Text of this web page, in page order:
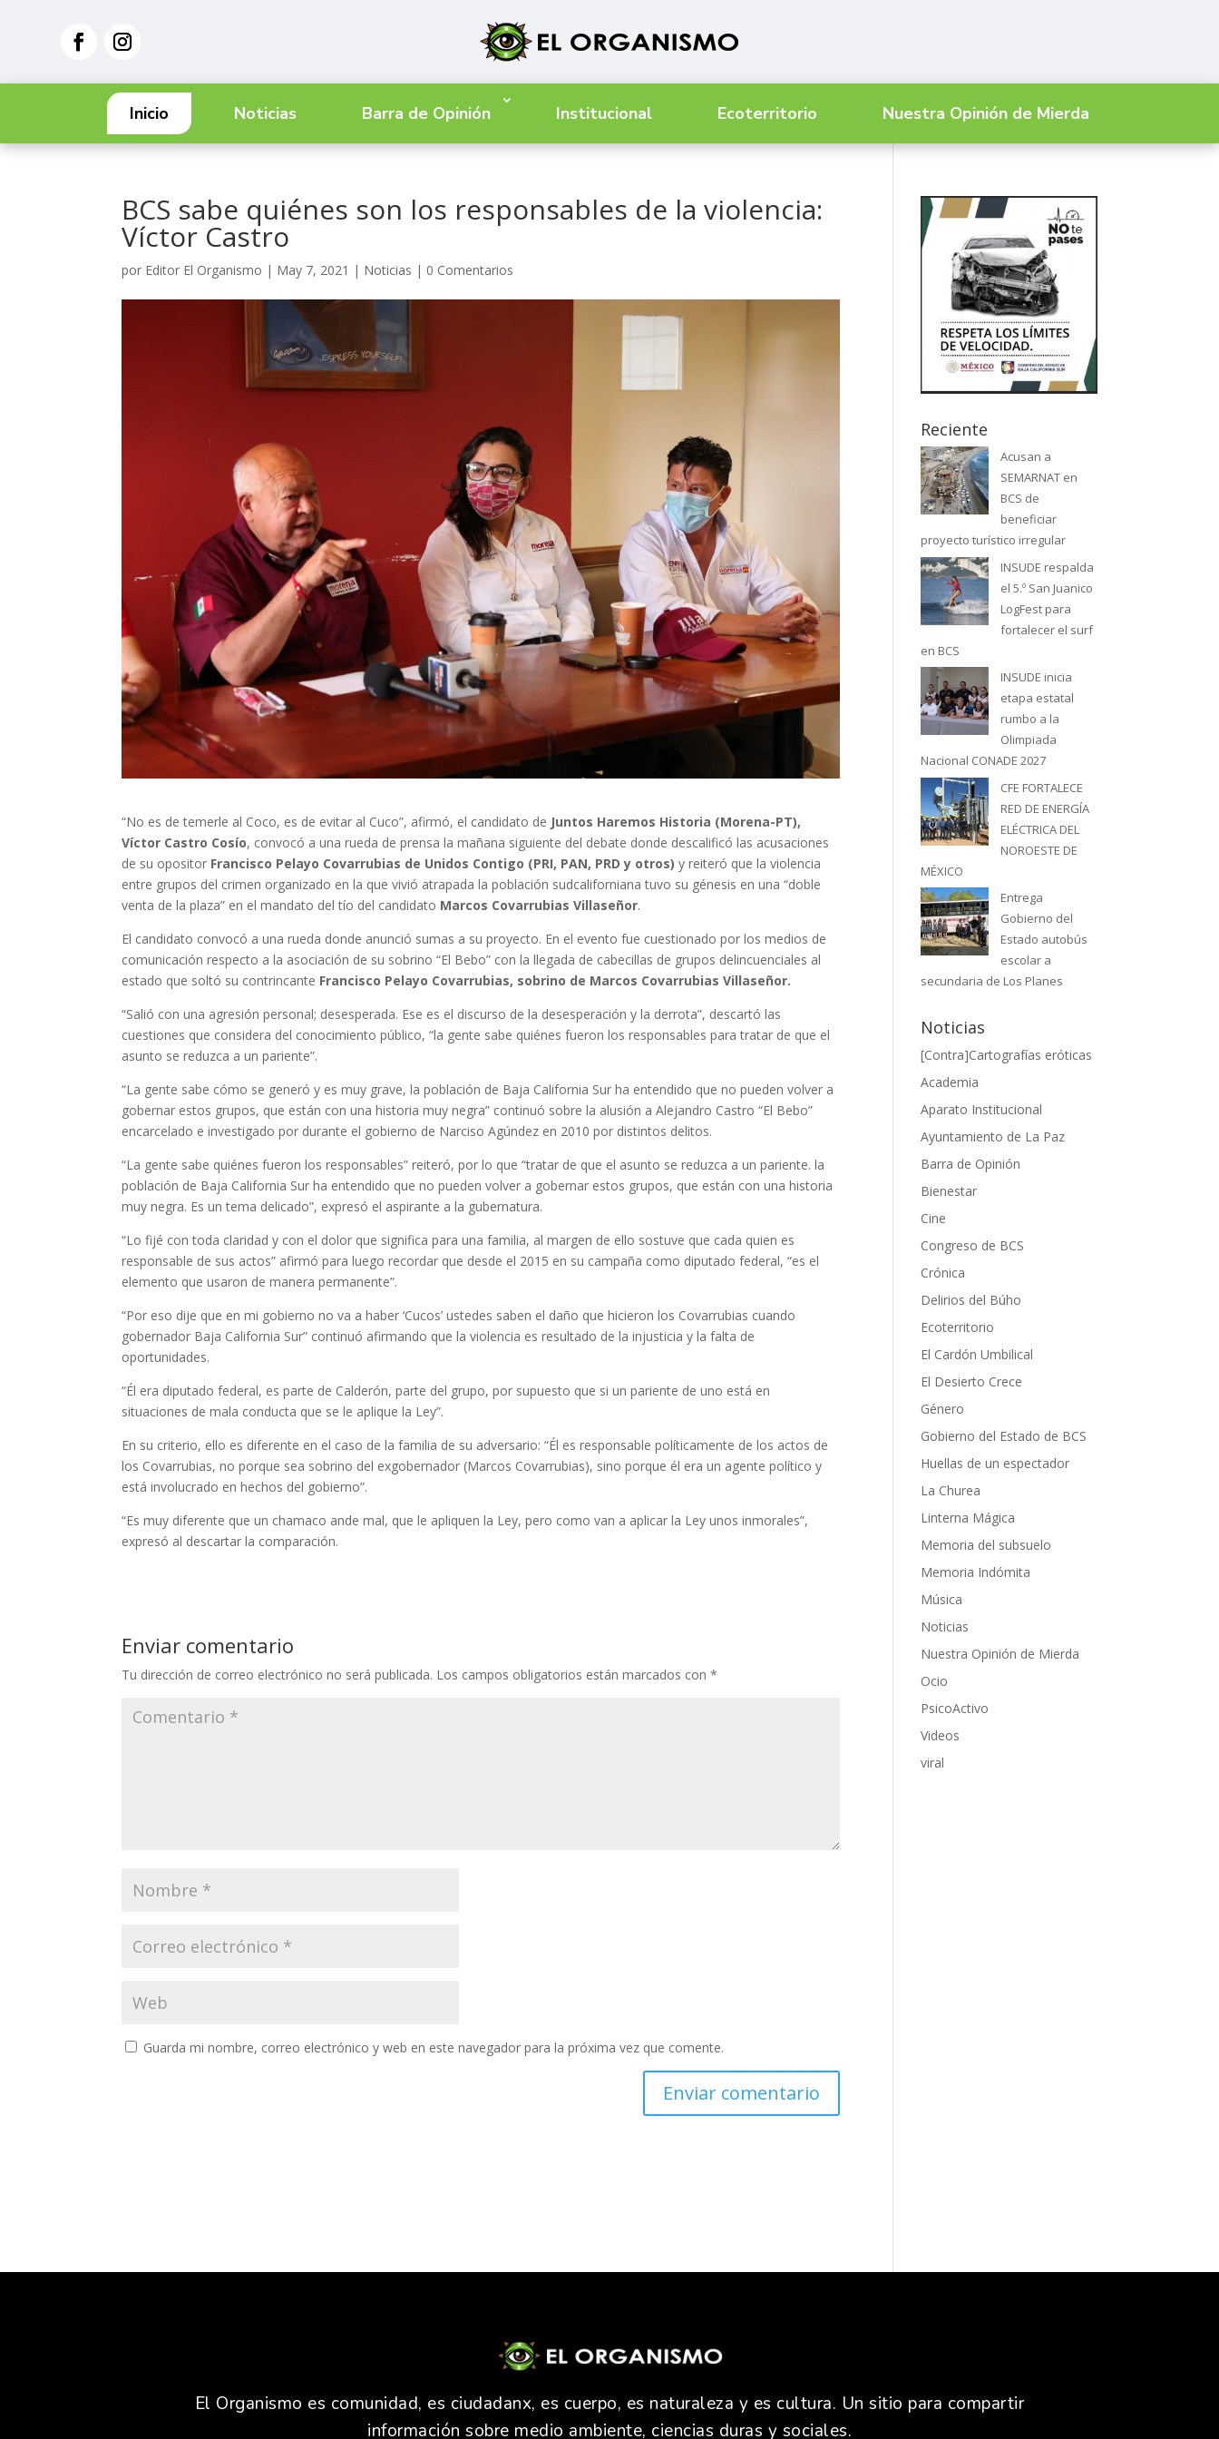
Inicio Noticias Barra de Opinión Institucional Ecoterritorio Nuestra Opinión de Mierda
BCS sabe quiénes son los responsables de la violencia:
Víctor Castro
por Editor El Organismo | May 7, 2021 | Noticias | 0 Comentarios
“No es de temerle al Coco, es de evitar al Cuco”, afirmó, el candidato de Juntos Haremos Historia (Morena-PT),
Víctor Castro Cosío, convocó a una rueda de prensa la mañana siguiente del debate donde descalificó las acusaciones
de su opositor Francisco Pelayo Covarrubias de Unidos Contigo (PRI, PAN, PRD y otros) y reiteró que la violencia
entre grupos del crimen organizado en la que vivió atrapada la población sudcaliforniana tuvo su génesis en una “doble
venta de la plaza” en el mandato del tío del candidato Marcos Covarrubias Villaseñor.
El candidato convocó a una rueda donde anunció sumas a su proyecto. En el evento fue cuestionado por los medios de
comunicación respecto a la asociación de su sobrino “El Bebo” con la llegada de cabecillas de grupos delincuenciales al
estado que soltó su contrincante Francisco Pelayo Covarrubias, sobrino de Marcos Covarrubias Villaseñor.
“Salió con una agresión personal; desesperada. Ese es el discurso de la desesperación y la derrota”, descartó las
cuestiones que considera del conocimiento público, “la gente sabe quiénes fueron los responsables para tratar de que el
asunto se reduzca a un pariente”.
“La gente sabe cómo se generó y es muy grave, la población de Baja California Sur ha entendido que no pueden volver a
gobernar estos grupos, que están con una historia muy negra” continuó sobre la alusión a Alejandro Castro “El Bebo”
encarcelado e investigado por durante el gobierno de Narciso Agúndez en 2010 por distintos delitos.
“La gente sabe quiénes fueron los responsables” reiteró, por lo que “tratar de que el asunto se reduzca a un pariente. la
población de Baja California Sur ha entendido que no pueden volver a gobernar estos grupos, que están con una historia
muy negra. Es un tema delicado”, expresó el aspirante a la gubernatura.
“Lo fijé con toda claridad y con el dolor que significa para una familia, al margen de ello sostuve que cada quien es
responsable de sus actos” afirmó para luego recordar que desde el 2015 en su campaña como diputado federal, “es el
elemento que usaron de manera permanente”.
“Por eso dije que en mi gobierno no va a haber ‘Cucos’ ustedes saben el daño que hicieron los Covarrubias cuando
gobernador Baja California Sur” continuó afirmando que la violencia es resultado de la injusticia y la falta de
oportunidades.
“Él era diputado federal, es parte de Calderón, parte del grupo, por supuesto que si un pariente de uno está en
situaciones de mala conducta que se le aplique la Ley”.
En su criterio, ello es diferente en el caso de la familia de su adversario: “Él es responsable políticamente de los actos de
los Covarrubias, no porque sea sobrino del exgobernador (Marcos Covarrubias), sino porque él era un agente político y
está involucrado en hechos del gobierno”.
“Es muy diferente que un chamaco ande mal, que le apliquen la Ley, pero como van a aplicar la Ley unos inmorales”,
expresó al descartar la comparación.
Enviar comentario
Tu dirección de correo electrónico no será publicada. Los campos obligatorios están marcados con*
Guarda mi nombre, correo electrónico y web en este navegador para la próxima vez que comente.
Reciente
Acusan a
SEMARNAT en
BCS de
beneficiar
proyecto turístico irregular
INSUDE respalda
el 5.º San Juanico
LogFest para
fortalecer el surf
en BCS
INSUDE inicia
etapa estatal
rumbo a la
Olimpiada
Nacional CONADE 2027
CFE FORTALECE
RED DE ENERGÍA
ELÉCTRICA DEL
NOROESTE DE
MÉXICO
Entrega
Gobierno del
Estado autobús
escolar a
secundaria de Los Planes
Noticias
[Contra]Cartografías eróticas
Academia
Aparato Institucional
Ayuntamiento de La Paz
Barra de Opinión
Bienestar
Cine
Congreso de BCS
Crónica
Delirios del Búho
Ecoterritorio
El Cardón Umbilical
El Desierto Crece
Género
Gobierno del Estado de BCS
Huellas de un espectador
La Churea
Linterna Mágica
Memoria del subsuelo
Memoria Indómita
Música
Noticias
Nuestra Opinión de Mierda
Ocio
PsicoActivo
Videos
viral
El Organismo es comunidad, es ciudadanx, es cuerpo, es naturaleza y es cultura. Un sitio para compartir
información sobre medio ambiente, ciencias duras y sociales.